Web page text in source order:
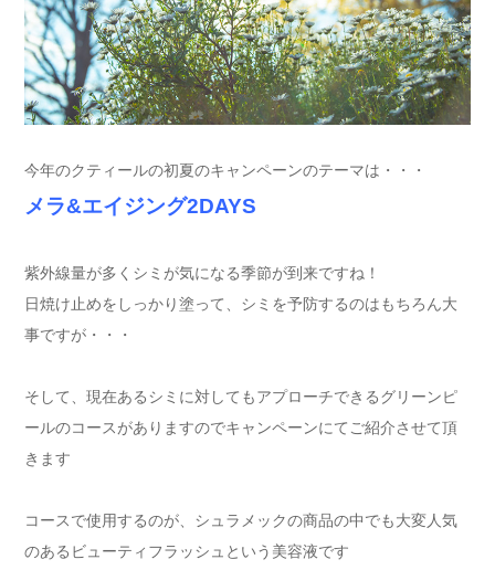
今年のクティールの初夏のキャンペーンのテーマは・・・
メラ&エイジング2DAYS
紫外線量が多くシミが気になる季節が到来ですね！
日焼け止めをしっかり塗って、シミを予防するのはもちろん大
事ですが・・・
そして、現在あるシミに対してもアプローチできるグリーンピ
ールのコースがありますのでキャンペーンにてご紹介させて頂
きます
コースで使用するのが、シュラメックの商品の中でも大変人気
のあるビューティフラッシュという美容液です